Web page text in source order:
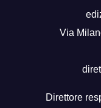
Via
Direttore